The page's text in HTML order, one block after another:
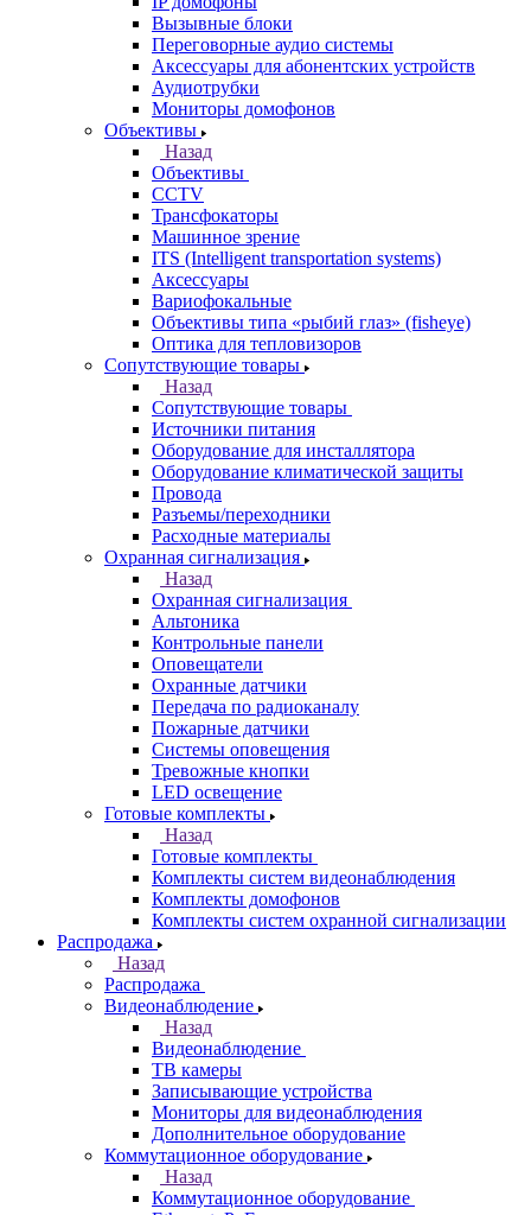
Вызывные блоки
Переговорные аудио системы
Аксессуары для абонентских устройств
Аудиотрубки
Мониторы домофонов
Объективы
Назад
Объективы
CCTV
Трансфокаторы
Машинное зрение
ITS (Intelligent transportation systems)
Аксессуары
Вариофокальные
Объективы типа «рыбий глаз» (fisheye)
Оптика для тепловизоров
Сопутствующие товары
Назад
Сопутствующие товары
Источники питания
Оборудование для инсталлятора
Оборудование климатической защиты
Провода
Разъемы/переходники
Расходные материалы
Охранная сигнализация
Назад
Охранная сигнализация
Альтоника
Контрольные панели
Оповещатели
Охранные датчики
Передача по радиоканалу
Пожарные датчики
Системы оповещения
Тревожные кнопки
LED освещение
Готовые комплекты
Назад
Готовые комплекты
Комплекты систем видеонаблюдения
Комплекты домофонов
Комплекты систем охранной сигнализации
Распродажа
Назад
Распродажа
Видеонаблюдение
Назад
Видеонаблюдение
ТВ камеры
Записывающие устройства
Мониторы для видеонаблюдения
Дополнительное оборудование
Коммутационное оборудование
Назад
Коммутационное оборудование